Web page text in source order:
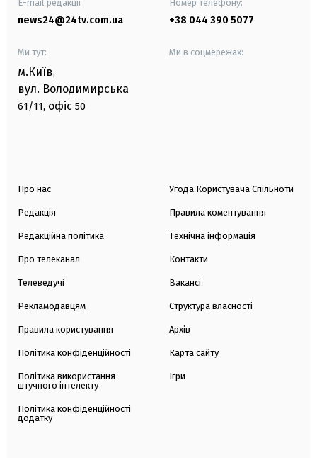
E-mail редакції
news24@24tv.com.ua
Номер телефону:
+38 044 390 5077
Ми тут:
м.Київ,
вул. Володимирська
61/11, офіс 50
Ми в соцмережах:
Про нас
Редакція
Редакційна політика
Про телеканал
Телеведучі
Рекламодавцям
Правила користування
Політика конфіденційності
Політика використання
штучного інтелекту
Політика конфіденційності
додатку
Угода Користувача Спільноти
Правила коментування
Технічна інформація
Контакти
Вакансії
Структура власності
Архів
Карта сайту
Ігри